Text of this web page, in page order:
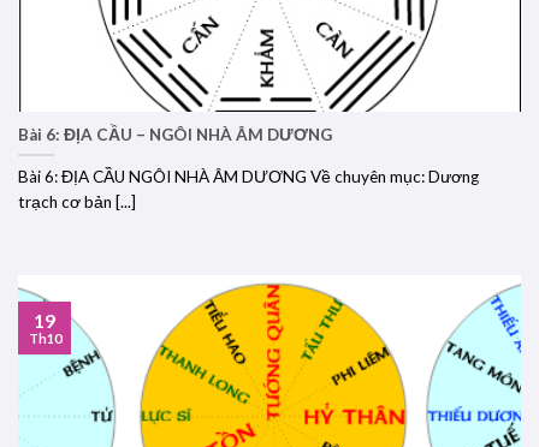
Bài 6: ĐỊA CẦU – NGÔI NHÀ ÂM DƯƠNG
Bài 6: ĐỊA CẦU NGÔI NHÀ ÂM DƯƠNG Về chuyên mục: Dương
trạch cơ bản [...]
19
Th10